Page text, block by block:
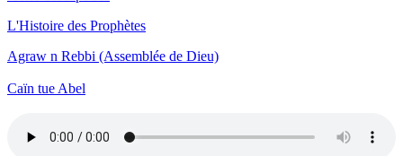
L'Histoire des Prophètes
Agraw n Rebbi (Assemblée de Dieu)
Caïn tue Abel